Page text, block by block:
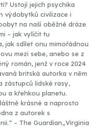
Ustojí jejich psychika
výdobytků civilizace i
na naší oběžné dráze
– jak vylíčit tu
jak sdílet onu mimořádnou
mezi sebe, anebo se z
román, jenž v roce 2024
britská autorka v něm
zástupců lidské rasy,
a křehkou planetu.
krásné a naprosto
z autorek s
– The Guardian„Virginia